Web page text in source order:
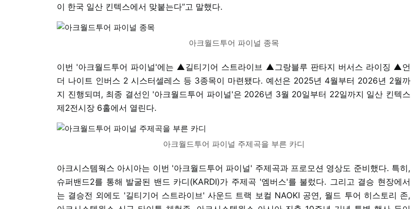
이 한국 일산 킨텍스에서 맞붙는다”고 말했다.
아크월드투어 파이널 종목
이번 '아크월드투어 파이널'에는 ▲길티기어 스트라이브 ▲그랑블루 판타지 버서스 라이징 ▲언
더 나이트 인버스 2 시스터셀레스 등 3종목이 마련됐다. 예선은 2025년 4월부터 2026년 2월까
지 진행되며, 최종 결선인 '아크월드투어 파이널'은 2026년 3월 20일부터 22일까지 일산 킨텍스
제2전시장 6홀에서 열린다.
아크월드투어 파이널 주제곡을 부른 카디
아크시스템웍스 아시아는 이번 '아크월드투어 파이널' 주제곡과 프로모션 영상도 준비했다. 특히,
슈퍼밴드2를 통해 발굴된 밴드 카디(KARDI)가 주제곡 '엠버스'를 불렀다. 그리고 결승 현장에서
는 결승전 외에도 '길티기어 스트라이브' 사운드 트랙 보컬 NAOKI 공연, 월드 투어 히스토리 존,